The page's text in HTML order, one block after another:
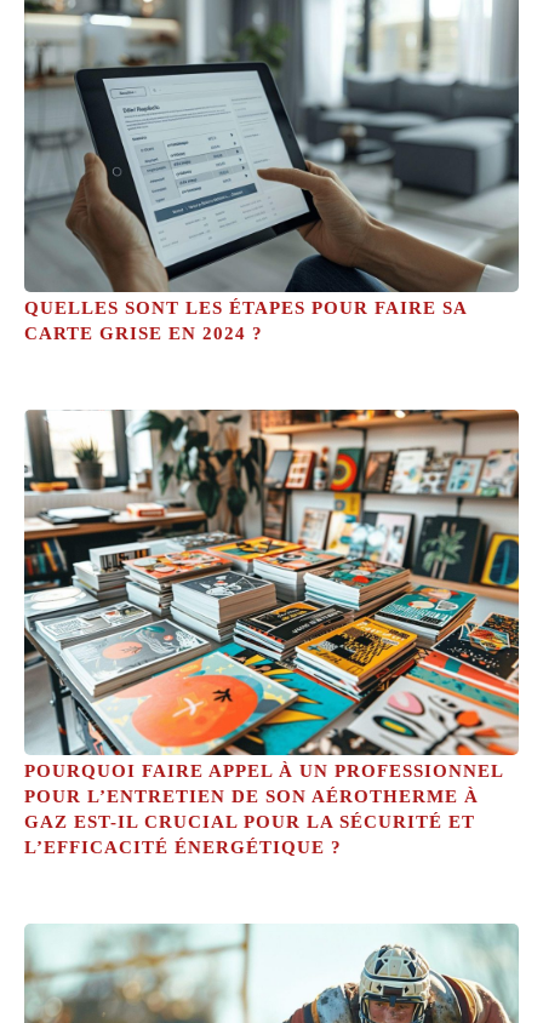
QUELLES SONT LES ÉTAPES POUR FAIRE SA
CARTE GRISE EN 2024 ?
POURQUOI FAIRE APPEL À UN PROFESSIONNEL
POUR L’ENTRETIEN DE SON AÉROTHERME À
GAZ EST-IL CRUCIAL POUR LA SÉCURITÉ ET
L’EFFICACITÉ ÉNERGÉTIQUE ?